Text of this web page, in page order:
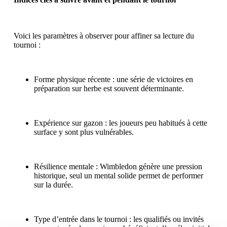
Voici les paramètres à observer pour affiner sa lecture du
tournoi :
Forme physique récente : une série de victoires en
préparation sur herbe est souvent déterminante.
Expérience sur gazon : les joueurs peu habitués à cette
surface y sont plus vulnérables.
Résilience mentale : Wimbledon génère une pression
historique, seul un mental solide permet de performer
sur la durée.
Type d’entrée dans le tournoi : les qualifiés ou invités